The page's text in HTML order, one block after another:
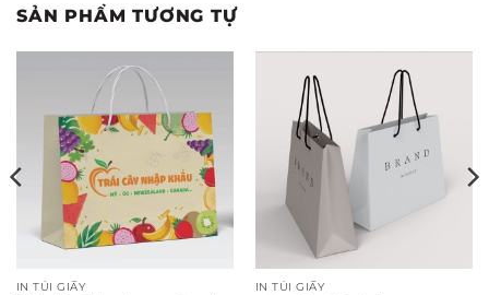
SẢN PHẨM TƯƠNG TỰ
IN TÚI GIẤY IN TÚI GIẤY